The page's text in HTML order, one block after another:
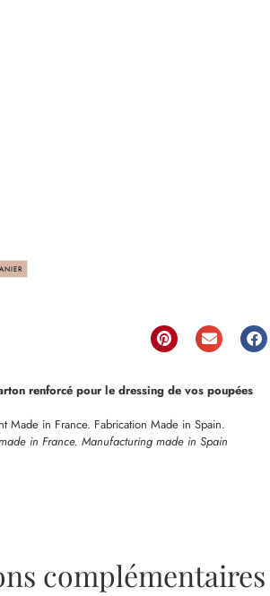
renforcé pour le dressing de vos poupées
Made in France. Fabrication Made in Spain.
in France. Manufacturing made in Spain
complémentaires